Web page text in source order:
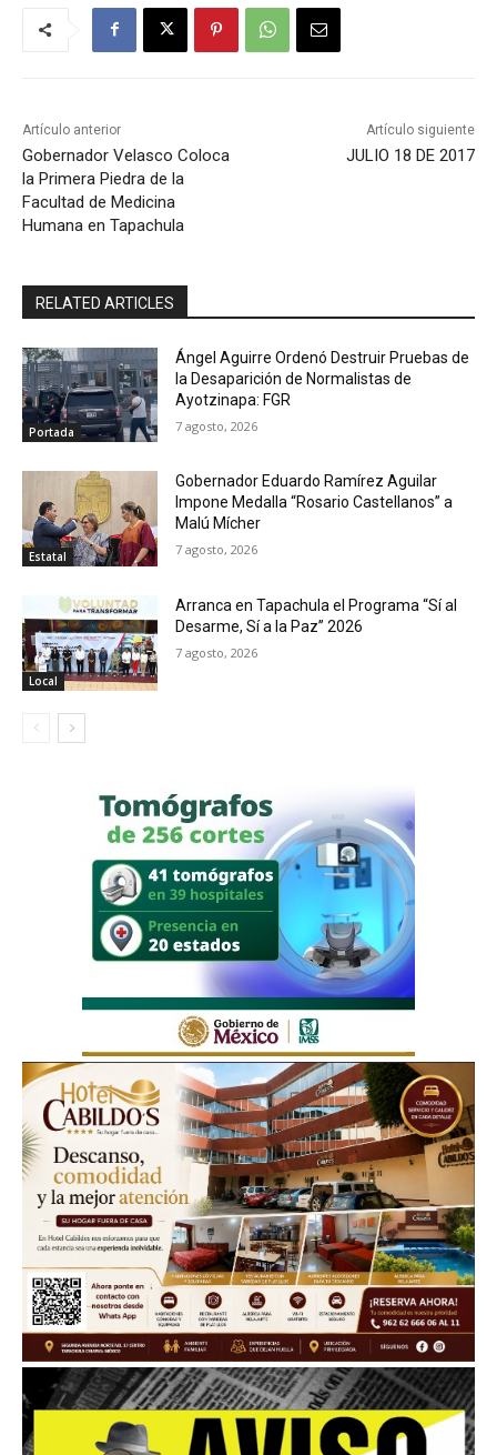
Artículo anterior
Gobernador Velasco Coloca
la Primera Piedra de la
Facultad de Medicina
Humana en Tapachula
Artículo siguiente
JULIO 18 DE 2017
RELATED ARTICLES
Portada
Ángel Aguirre Ordenó Destruir Pruebas de
la Desaparición de Normalistas de
Ayotzinapa: FGR
7 agosto, 2026
Estatal
Gobernador Eduardo Ramírez Aguilar
Impone Medalla “Rosario Castellanos” a
Malú Mícher
7 agosto, 2026
Local
Arranca en Tapachula el Programa “Sí al
Desarme, Sí a la Paz” 2026
7 agosto, 2026